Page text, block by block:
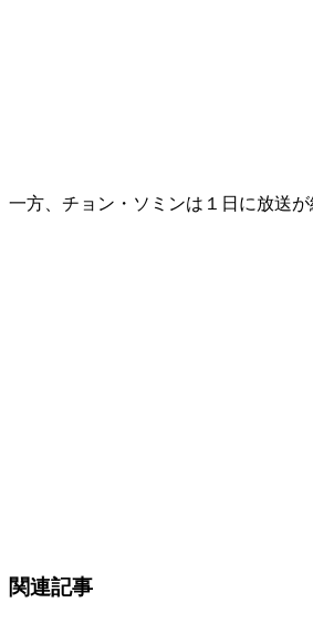
一方、チョン・ソミンは１日に放送
関連記事